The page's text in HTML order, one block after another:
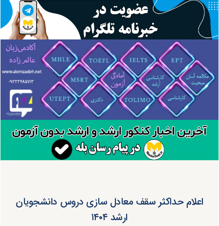
اعلام حداکثر سقف معادل سازی دروس دانشجویان
ارشد ۱۴۰۴